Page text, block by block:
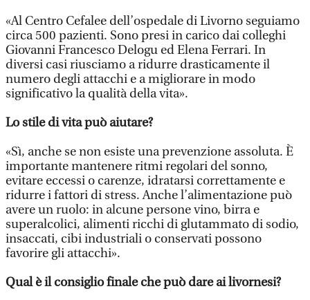
«Al Centro Cefalee dell’ospedale di Livorno seguiamo
circa 500 pazienti. Sono presi in carico dai colleghi
Giovanni Francesco Delogu ed Elena Ferrari. In
diversi casi riusciamo a ridurre drasticamente il
numero degli attacchi e a migliorare in modo
significativo la qualità della vita».
Lo stile di vita può aiutare?
«Sì, anche se non esiste una prevenzione assoluta. È
importante mantenere ritmi regolari del sonno,
evitare eccessi o carenze, idratarsi correttamente e
ridurre i fattori di stress. Anche l’alimentazione può
avere un ruolo: in alcune persone vino, birra e
superalcolici, alimenti ricchi di glutammato di sodio,
insaccati, cibi industriali o conservati possono
favorire gli attacchi».
Qual è il consiglio finale che può dare ai livornesi?